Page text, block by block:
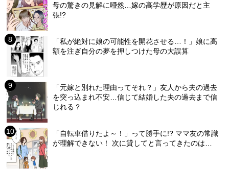
母の驚きの見解に唖然…嫁の高学歴が原因だと主
張!?
「私が絶対に娘の可能性を開花させる…！」娘に高
額を注ぎ自分の夢を押しつけた母の大誤算
「元嫁と別れた理由ってそれ？」友人から夫の過去
を突っ込まれ不安…信じて結婚した夫の過去まで信
じれる？
「自転車借りたよ～！」って勝手に!? ママ友の常識
が理解できない！ 次に貸してと言ってきたのは…